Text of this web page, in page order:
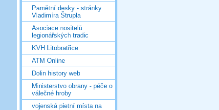
Pamětní desky - stránky
Vladimíra Štrupla
Asociace nositelů
legionářských tradic
KVH Litobratřice
ATM Online
Dolin history web
Ministerstvo obrany - péče o
válečné hroby
vojenská pietní místa na